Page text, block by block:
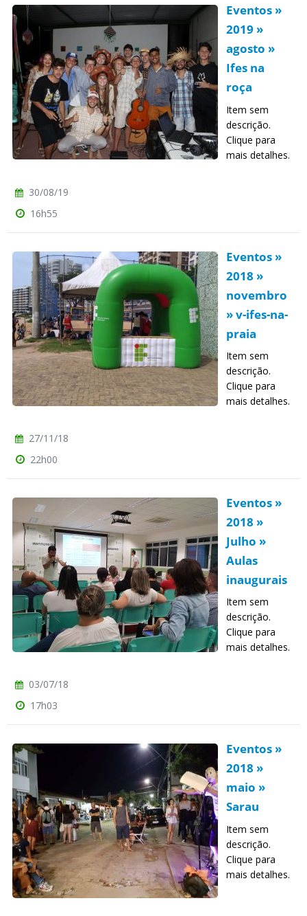
Eventos »
2019 »
agosto »
Ifes na
roça
Item sem
descrição.
Clique para
mais detalhes.
30/08/19
16h55
Eventos »
2018 »
novembro
» v-ifes-na-
praia
Item sem
descrição.
Clique para
mais detalhes.
27/11/18
22h00
Eventos »
2018 »
Julho »
Aulas
inaugurais
Item sem
descrição.
Clique para
mais detalhes.
03/07/18
17h03
Eventos »
2018 »
maio »
Sarau
Item sem
descrição.
Clique para
mais detalhes.